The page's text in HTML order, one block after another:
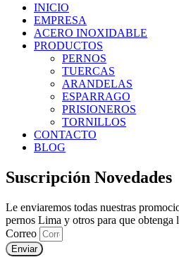
INICIO
EMPRESA
ACERO INOXIDABLE
PRODUCTOS
PERNOS
TUERCAS
ARANDELAS
ESPARRAGO
PRISIONEROS
TORNILLOS
CONTACTO
BLOG
Suscripción Novedades
Le enviaremos todas nuestras
pernos Lima y otros para que obtenga
Correo
Enviar